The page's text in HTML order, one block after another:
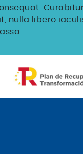
nulla libero